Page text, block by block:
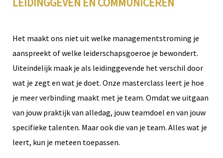
Het maakt ons niet uit welke managementstroming je
aanspreekt of welke leiderschapsgoeroe je bewondert.
Uiteindelijk maak je als leidinggevende het verschil door
wat je zegt en wat je doet. Onze masterclass leert je hoe
je meer verbinding maakt met je team. Omdat we uitgaan
van jouw praktijk van alledag, jouw teamdoel en van jouw
specifieke talenten. Maar ook die van je team. Alles wat je
leert, kun je meteen toepassen.